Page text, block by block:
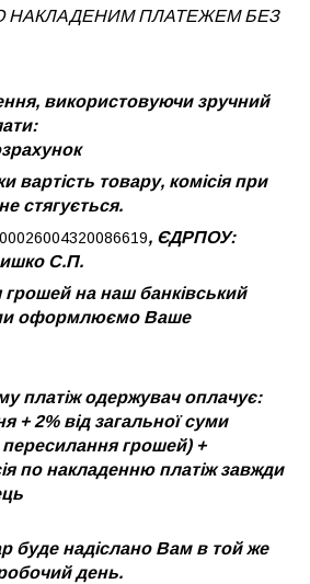
НАКЛАДЕНИМ ПЛАТЕЖЕМБЕЗ
використовуючи зручний
вартість товару, комісія при
стягується.
, ЄДРПОУ:
С.П.
грошей на наш банківський
ми оформлюємо Ваше
платіж одержувач оплачує:
+ 2% від загальної суми
грошей) +
по накладенню платіж завжди
буде надіслано Вам в той же
день.